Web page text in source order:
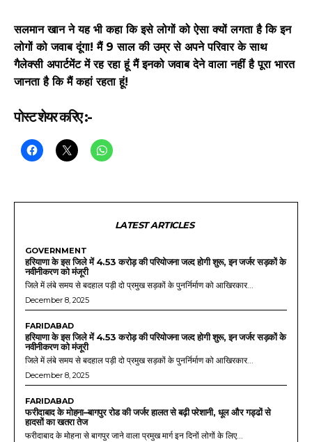
सलमान खान ने यह भी कहा कि इसे लोगों को ऐसा क्यों लगता है कि इन
लोगों को जवाब दूंगा! मैं 9 साल की उम्र से अपने परिवार के साथ
गैलेक्सी अपार्टमेंट में रह रहा हूं मैं इनको जवाब देने वाला नहीं है पूरा भारत
जानता है कि मैं कहां रहता हूं!
पोस्ट शेयर करिए :-
LATEST ARTICLES
GOVERNMENT
हरियाणा के इस जिले में 4.53 करोड़ की परियोजना जल्द होगी शुरू, इन जर्जर सड़कों के
नवीनीकरण को मंजूरी
जिले में लंबे समय से बदहाल पड़ी दो प्रमुख सड़कों के पुनर्निर्माण को आखिरकार...
December 8, 2025
FARIDABAD
हरियाणा के इस जिले में 4.53 करोड़ की परियोजना जल्द होगी शुरू, इन जर्जर सड़कों के
नवीनीकरण को मंजूरी
जिले में लंबे समय से बदहाल पड़ी दो प्रमुख सड़कों के पुनर्निर्माण को आखिरकार...
December 8, 2025
FARIDABAD
फरीदाबाद के मोहना–बागपुर रोड की जर्जर हालत से बढ़ी परेशानी, धूल और गड्ढों से
हादसों का खतरा तेज
फरीदाबाद के मोहना से बागपुर जाने वाला प्रमुख मार्ग इन दिनों लोगों के लिए...